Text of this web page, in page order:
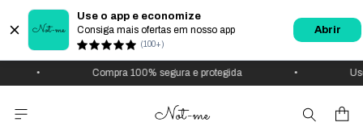
Use o app e economize
Consiga mais ofertas em nosso app
(100+)
Abrir
Compra 100% segura e protegida